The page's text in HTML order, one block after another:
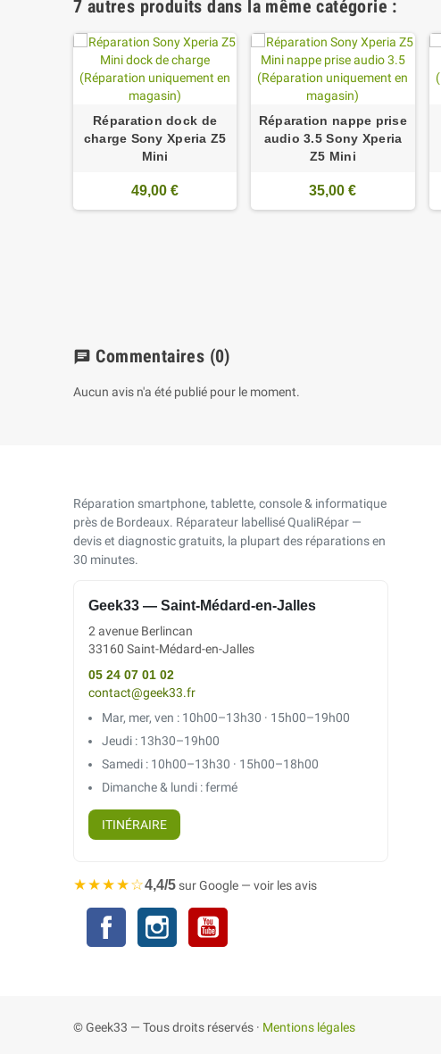
7 autres produits dans la même catégorie :
Réparation dock de
charge Sony Xperia Z5
Mini
49,00 €
Réparation nappe prise
audio 3.5 Sony Xperia
Z5 Mini
35,00 €
chat Commentaires (0)
Aucun avis n'a été publié pour le moment.
Réparation smartphone, tablette, console & informatique
près de Bordeaux. Réparateur labellisé QualiRépar —
devis et diagnostic gratuits, la plupart des réparations en
30 minutes.
Geek33 — Saint-Médard-en-Jalles
2 avenue Berlincan
33160 Saint-Médard-en-Jalles
05 24 07 01 02
contact@geek33.fr
Mar, mer, ven : 10h00–13h30 · 15h00–19h00
Jeudi : 13h30–19h00
Samedi : 10h00–13h30 · 15h00–18h00
Dimanche & lundi : fermé
ITINÉRAIRE
★★★★☆4,4/5sur Google — voir les avis
Facebook Instagram
© Geek33 — Tous droits réservés · Mentions légales